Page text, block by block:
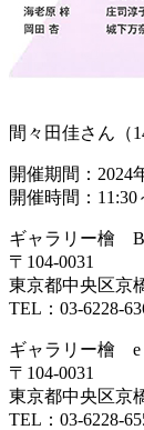
間々田佳さん（
開催期間：2024
開催時間：11:30
ギャラリー檜
〒104-0031
東京都中央区京
TEL：03-6228-
ギャラリー檜 e
〒104-0031
東京都中央区京
TEL：03-6228-